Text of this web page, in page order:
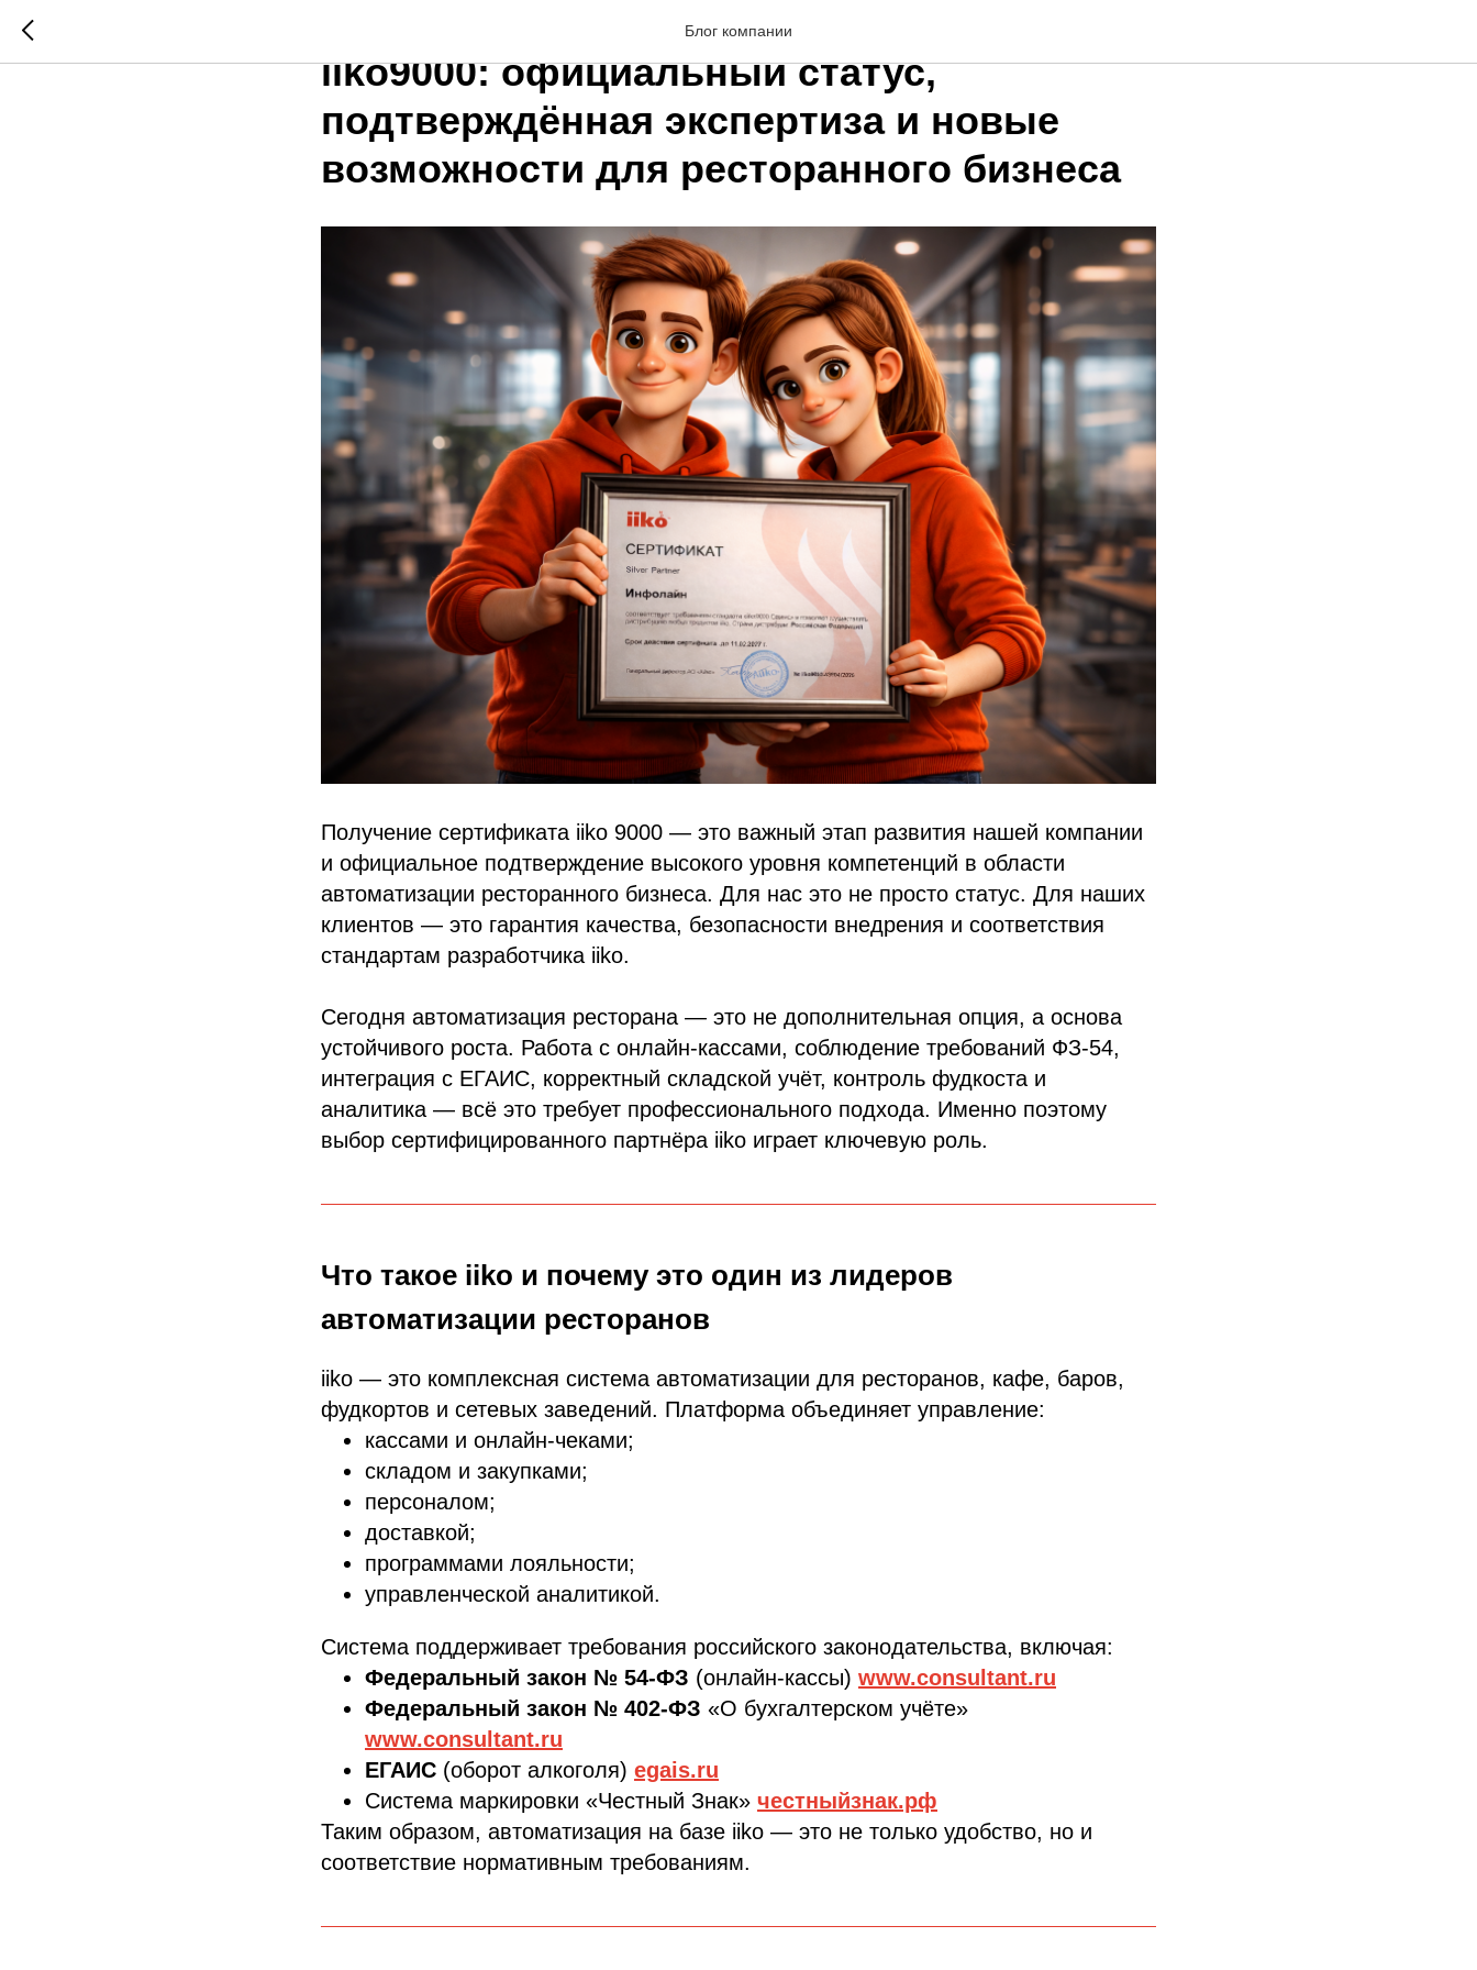
Блог компании
Наша компания получила сертификат
iiko9000: официальный статус,
подтверждённая экспертиза и новые
возможности для ресторанного бизнеса
Получение сертификата iiko 9000 — это важный этап развития нашей компании
и официальное подтверждение высокого уровня компетенций в области
автоматизации ресторанного бизнеса. Для нас это не просто статус. Для наших
клиентов — это гарантия качества, безопасности внедрения и соответствия
стандартам разработчика iiko.
Сегодня автоматизация ресторана — это не дополнительная опция, а основа
устойчивого роста. Работа с онлайн-кассами, соблюдение требований ФЗ-54,
интеграция с ЕГАИС, корректный складской учёт, контроль фудкоста и
аналитика — всё это требует профессионального подхода. Именно поэтому
выбор сертифицированного партнёра iiko играет ключевую роль.
Что такое iiko и почему это один из лидеров
автоматизации ресторанов
iiko — это комплексная система автоматизации для ресторанов, кафе, баров,
фудкортов и сетевых заведений. Платформа объединяет управление:
кассами и онлайн-чеками;
складом и закупками;
персоналом;
доставкой;
программами лояльности;
управленческой аналитикой.
Система поддерживает требования российского законодательства, включая:
Федеральный закон № 54-ФЗ (онлайн-кассы) www.consultant.ru
Федеральный закон № 402-ФЗ «О бухгалтерском учёте»
www.consultant.ru
ЕГАИС (оборот алкоголя) egais.ru
Система маркировки «Честный Знак» честныйзнак.рф
Таким образом, автоматизация на базе iiko — это не только удобство, но и
соответствие нормативным требованиям.